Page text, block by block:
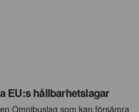
EU:s hållbarhetslagar
Omnibuslag som kan försämra